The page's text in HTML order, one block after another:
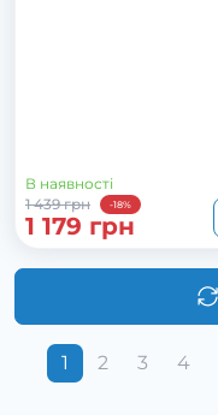
В наявності
1 439 грн
-18%
1 179 грн
1 2 3 4